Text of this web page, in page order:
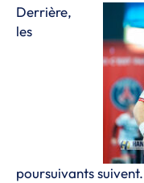
Derrière,
les
poursuivants suivent.